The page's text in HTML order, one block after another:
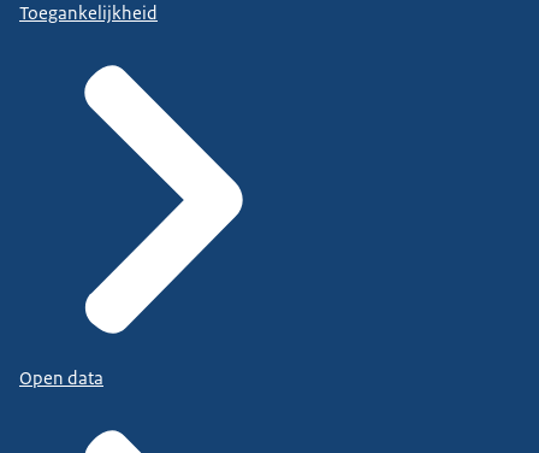
Toegankelijkheid
Open data